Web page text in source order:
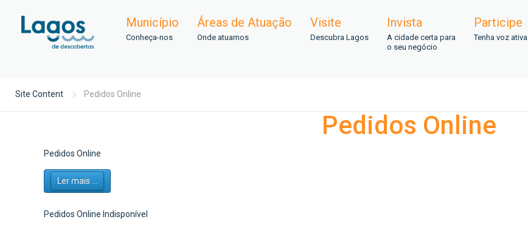
Município
Conheça-nos
Áreas de Atuação
Onde atuamos
Visite
Descubra Lagos
Invista
A cidade certa para
o seu negócio
Participe
Tenha voz ativa
Site Content Pedidos Online
Pedidos Online
Pedidos Online
Ler mais ...
Pedidos Online Indisponível